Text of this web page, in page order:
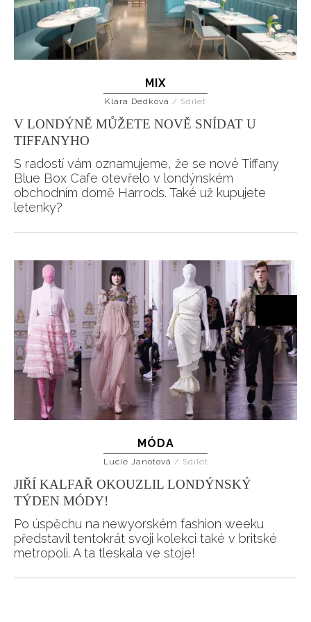
MIX
Klára Dedková / Sdílet
V LONDÝNĚ MŮŽETE NOVĚ SNÍDAT U
TIFFANYHO
S radostí vám oznamujeme, že se nové Tiffany
Blue Box Cafe otevřelo v londýnském
obchodním domě Harrods. Také už kupujete
letenky?
MÓDA
Lucie Janotová / Sdílet
JIŘÍ KALFAŘ OKOUZLIL LONDÝNSKÝ
TÝDEN MÓDY!
Po úspěchu na newyorském fashion weeku
představil tentokrát svoji kolekci také v britské
metropoli. A ta tleskala ve stoje!